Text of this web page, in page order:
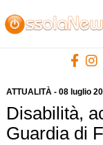
ATTUALITÀ- 08 luglio
Disabilità,
Guardia di